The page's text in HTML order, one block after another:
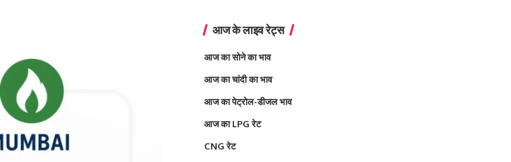
आज के लाइव रेट्स
आज का सोने का भाव
आज का चांदी का भाव
आज का पेट्रोल-डीजल भाव
आज का LPG रेट
CNG रेट